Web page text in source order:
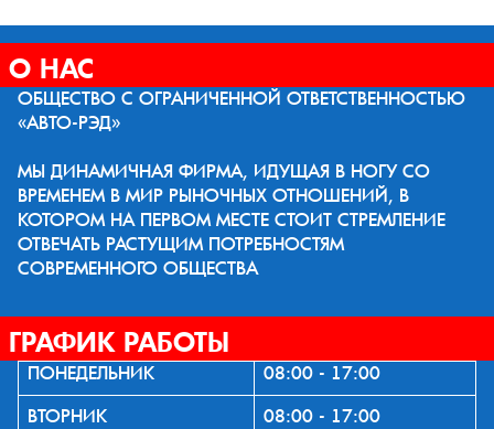
О НАС
ОБЩЕСТВО С ОГРАНИЧЕННОЙ ОТВЕТСТВЕННОСТЬЮ
«АВТО-РЭД»
МЫ ДИНАМИЧНАЯ ФИРМА, ИДУЩАЯ В НОГУ СО
ВРЕМЕНЕМ В МИР РЫНОЧНЫХ ОТНОШЕНИЙ, В
КОТОРОМ НА ПЕРВОМ МЕСТЕ СТОИТ СТРЕМЛЕНИЕ
ОТВЕЧАТЬ РАСТУЩИМ ПОТРЕБНОСТЯМ
СОВРЕМЕННОГО ОБЩЕСТВА
ГРАФИК РАБОТЫ
ПОНЕДЕЛЬНИК
08:00 - 17:00
ВТОРНИК
08:00 - 17:00